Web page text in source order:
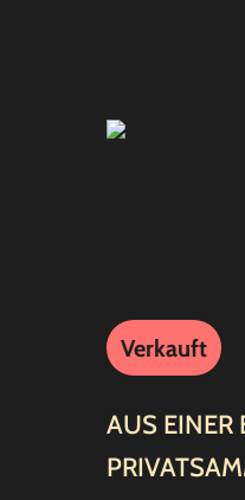
Verkauft
AUS EINER